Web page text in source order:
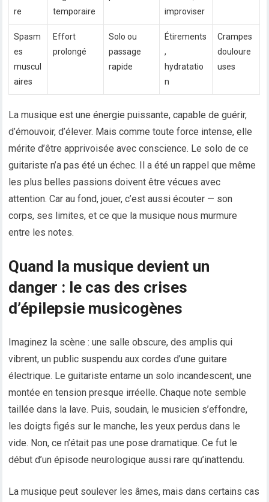
re
temporaire
improviser
Spasm
es
muscul
aires
Effort
prolongé
Solo ou
passage
rapide
Étirements
,
hydratatio
n
Crampes
douloure
uses
La musique est une énergie puissante, capable de guérir,
d’émouvoir, d’élever. Mais comme toute force intense, elle
mérite d’être apprivoisée avec conscience. Le solo de ce
guitariste n’a pas été un échec. Il a été un rappel que même
les plus belles passions doivent être vécues avec
attention. Car au fond, jouer, c’est aussi écouter — son
corps, ses limites, et ce que la musique nous murmure
entre les notes.
Quand la musique devient un
danger : le cas des crises
d’épilepsie musicogènes
Imaginez la scène : une salle obscure, des amplis qui
vibrent, un public suspendu aux cordes d’une guitare
électrique. Le guitariste entame un solo incandescent, une
montée en tension presque irréelle. Chaque note semble
taillée dans la lave. Puis, soudain, le musicien s’effondre,
les doigts figés sur le manche, les yeux perdus dans le
vide. Non, ce n’était pas une pose dramatique. Ce fut le
début d’un épisode neurologique aussi rare qu’inattendu.
La musique peut soulever les âmes, mais dans certains cas